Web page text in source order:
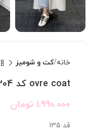
خانه کت و شومیز
ovre coat کد 304
1.990.000 تومان
قد 135